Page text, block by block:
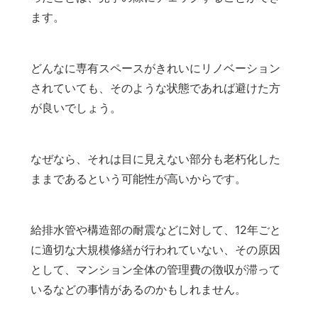
ます。
どんなに専有スペースがきれいにリノベーション
されていても、そのような状態であれば避けた方
が良いでしょう。
なぜなら、それは目に見えない部分も老朽化した
ままであるという可能性が高いからです。
給排水管や構造部の耐震などに対して、12年ごと
に適切な大規模修繕が行われていない、その原因
として、マンション全体の管理費の徴収が滞って
いるなどの事情があるのかもしれません。